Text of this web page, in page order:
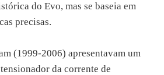
do Evo, mas se baseia em
precisas.
(1999-2006) apresentavam um
da corrente de